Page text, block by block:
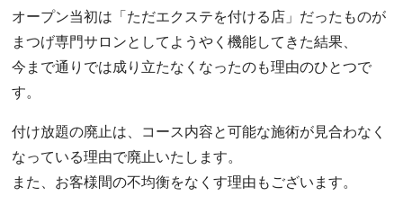
オープン当初は「ただエクステを付ける店」だったものが
まつげ専門サロンとしてようやく機能してきた結果、
今まで通りでは成り立たなくなったのも理由のひとつで
す。
付け放題の廃止は、コース内容と可能な施術が見合わなく
なっている理由で廃止いたします。
また、お客様間の不均衡をなくす理由もございます。